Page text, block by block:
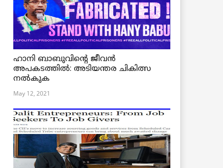
ഹാനി ബാബുവിന്റെ ജീവൻ
അപകടത്തിൽ: അടിയന്തര ചികിത്സ
നൽകുക
May 12, 2021